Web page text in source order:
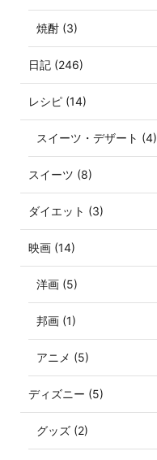
焼酎 (3)
日記 (246)
レシピ (14)
スイーツ・デザート (4)
スイーツ (8)
ダイエット (3)
映画 (14)
洋画 (5)
邦画 (1)
アニメ (5)
ディズニー (5)
グッズ (2)